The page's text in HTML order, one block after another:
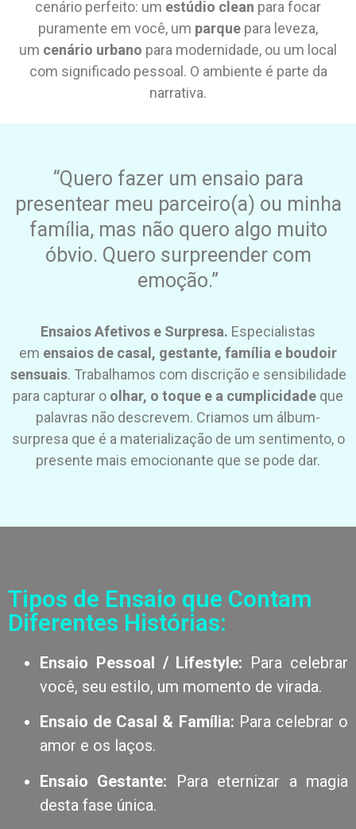
cenário perfeito: um estúdio clean para focar
puramente em você, um parque para leveza,
um cenário urbano para modernidade, ou um local
com significado pessoal. O ambiente é parte da
narrativa.
“Quero fazer um ensaio para
presentear meu parceiro(a) ou minha
família, mas não quero algo muito
óbvio. Quero surpreender com
emoção.”
Ensaios Afetivos e Surpresa. Especialistas
em ensaios de casal, gestante, família e boudoir
sensuais. Trabalhamos com discrição e sensibilidade
para capturar o olhar, o toque e a cumplicidade que
palavras não descrevem. Criamos um álbum-
surpresa que é a materialização de um sentimento, o
presente mais emocionante que se pode dar.
Tipos de Ensaio que Contam
Diferentes Histórias:
Ensaio Pessoal / Lifestyle: Para celebrar
você, seu estilo, um momento de virada.
Ensaio de Casal & Família: Para celebrar o
amor e os laços.
Ensaio Gestante: Para eternizar a magia
desta fase única.